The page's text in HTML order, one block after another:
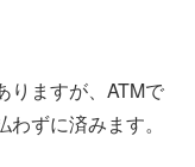
りますが、ATMで
ずに済みます。